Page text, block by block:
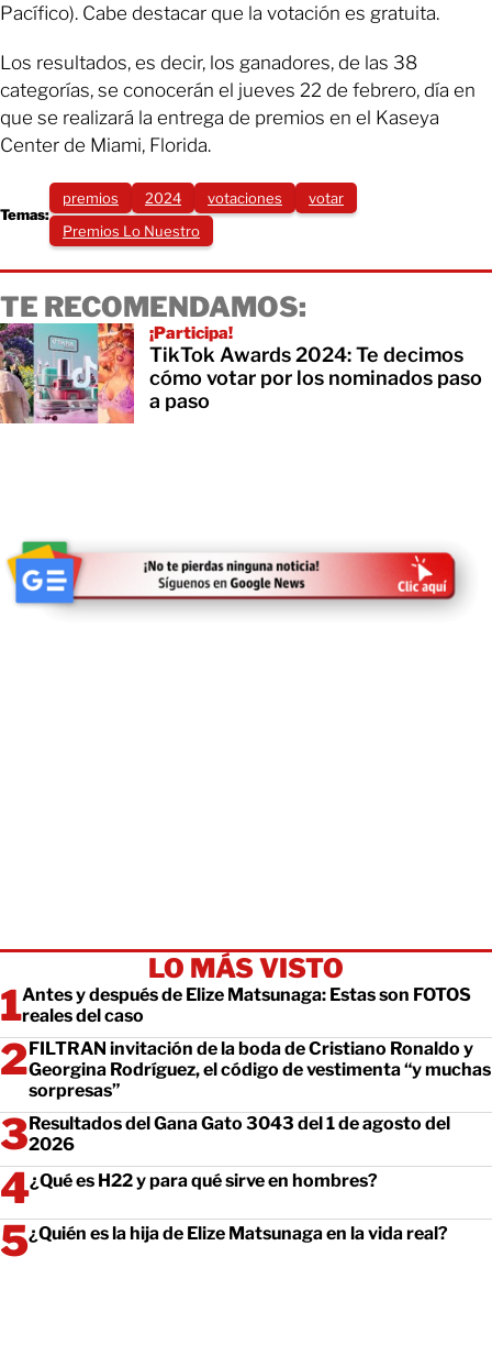
Pacífico). Cabe destacar que la votación es gratuita.
Los resultados, es decir, los ganadores, de las 38
categorías, se conocerán el jueves 22 de febrero, día en
que se realizará la entrega de premios en el Kaseya
Center de Miami, Florida.
Temas:
premios 2024 votaciones
votar
Premios Lo Nuestro
TE RECOMENDAMOS:
¡Participa!
TikTok Awards 2024: Te decimos
cómo votar por los nominados paso
a paso
LO MÁS VISTO
Antes y después de Elize Matsunaga: Estas son FOTOS
reales del caso
FILTRAN invitación de la boda de Cristiano Ronaldo y
Georgina Rodríguez, el código de vestimenta “y muchas
sorpresas”
Resultados del Gana Gato 3043 del 1 de agosto del
2026
¿Qué es H22 y para qué sirve en hombres?
¿Quién es la hija de Elize Matsunaga en la vida real?